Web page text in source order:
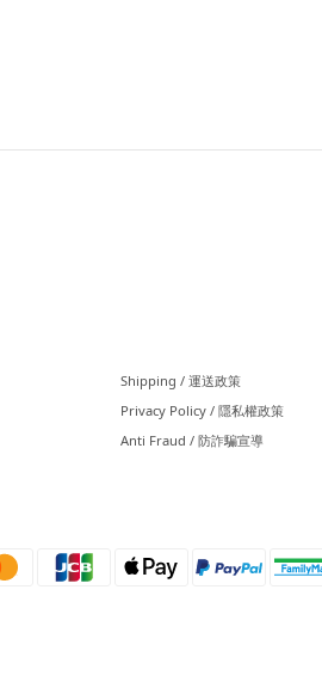
Shipping / 運送政策
Privacy Policy / 隱私權政策
Anti Fraud / 防詐騙宣導